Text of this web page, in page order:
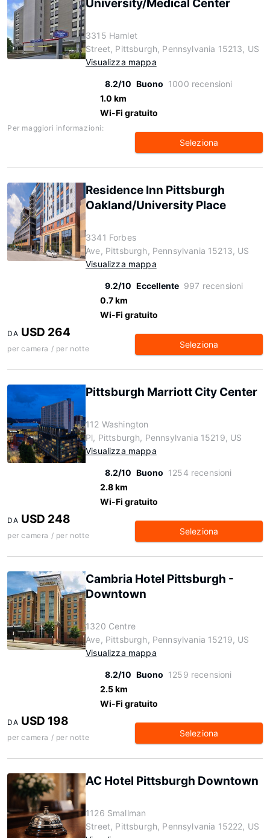
University/Medical Center
3315 Hamlet
Street, Pittsburgh, Pennsylvania 15213, US
Visualizza mappa
8.2/10 Buono 1000 recensioni
1.0 km
Wi-Fi gratuito
Per maggiori informazioni:
Seleziona
Residence Inn Pittsburgh
Oakland/University Place
3341 Forbes
Ave, Pittsburgh, Pennsylvania 15213, US
Visualizza mappa
9.2/10 Eccellente 997 recensioni
0.7 km
Wi-Fi gratuito
DA USD 264
per camera / per notte Seleziona
Pittsburgh Marriott City Center
112 Washington
Pl, Pittsburgh, Pennsylvania 15219, US
Visualizza mappa
8.2/10 Buono 1254 recensioni
2.8 km
Wi-Fi gratuito
DA USD 248
per camera / per notte Seleziona
Cambria Hotel Pittsburgh -
Downtown
1320 Centre
Ave, Pittsburgh, Pennsylvania 15219, US
Visualizza mappa
8.2/10 Buono 1259 recensioni
2.5 km
Wi-Fi gratuito
DA USD 198
per camera / per notte Seleziona
AC Hotel Pittsburgh Downtown
1126 Smallman
Street, Pittsburgh, Pennsylvania 15222, US